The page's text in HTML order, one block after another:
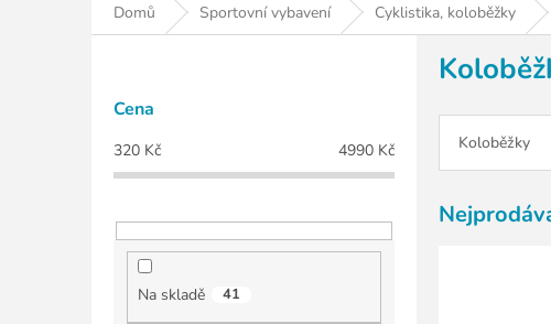
Domů Sportovní vybavení Cyklistika, koloběžky
P
Cena
320 Kč 4990 Kč
Na skladě 41
Koloběžky